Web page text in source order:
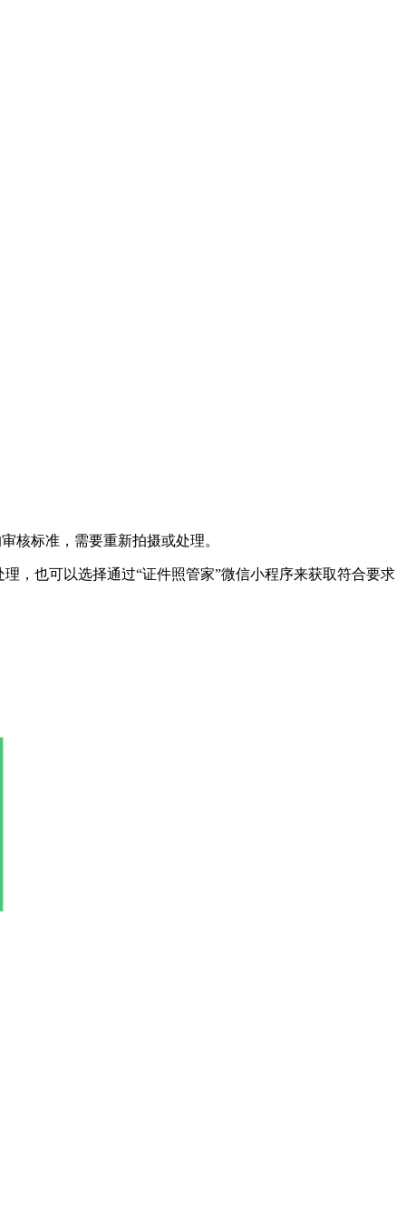
核标准，需要重新拍摄或处理。
，也可以选择通过“证件照管家”微信小程序来获取符合要求